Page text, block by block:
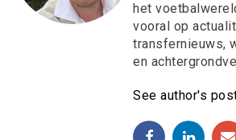
het
vooral op
transfernieuws,
en
See author's